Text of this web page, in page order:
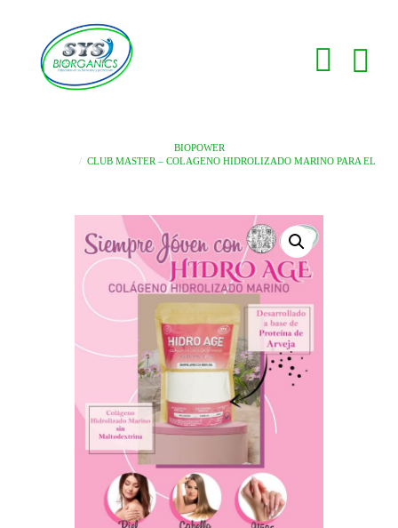
BIOPOWER
CLUB MASTER – COLAGENO HIDROLIZADO MARINO PARA EL